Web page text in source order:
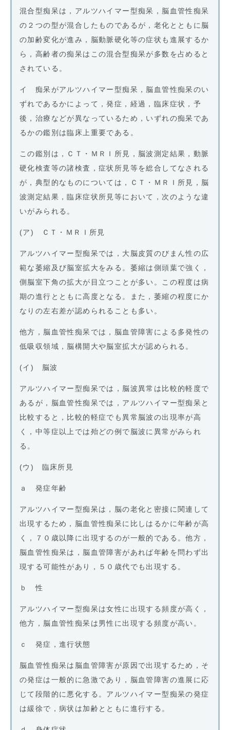
混合型痴呆は，アルツハイマー型痴呆，脳血管性痴呆
の２つの型が混合したものであるが，老化とともに脳
の加齢変化が進み，脳動脈硬化等の症状も進展するか
ら，高齢者の痴呆はこの混合型痴呆が多数を占めると
されている。
イ 痴呆がアルツハイマー型痴呆，脳血管性痴呆のい
ずれであるかによって，発症，経過，臨床症状，予
後，治療などが異なっているため，いずれの痴呆であ
るかの鑑別は臨床上重要である。
この鑑別は，ＣＴ・ＭＲＩ所見，脳波測定結果，動脈
硬化検査等の諸検査，症状所見等を総合してなされる
が，典型的なものについては，ＣＴ・ＭＲＩ所見，脳
波測定結果，臨床症状所見等において，次のような違
いがみられる。
(ア) ＣＴ・ＭＲＩ所見
アルツハイマー型痴呆では，大脳皮質のびまん性の広
範な萎縮及び脳室拡大をみる。萎縮は側頭葉で強く，
側脳室下角の拡大が目立つことが多い。この程度は病
期の進行とともに高度となる。また，萎縮の程度にか
なりの左右差が認められることも多い。
他方，脳血管性痴呆では，脳血管障害による多発性の
低吸収領域，脳構開大や脳室拡大が認められる。
(イ) 脳波
アルツハイマー型痴呆では，脳波異常は比較的軽度で
あるが，脳血管性痴呆では，アルツハイマー型痴呆と
比較すると，比較的軽症でも異常脳波の出現率が高
く，中等症以上では殆どの例で脳波に異常がみられ
る。
(ウ) 臨床所見
ａ 発症年齢
アルツハイマー型痴呆は，脳の老化と密接に関連して
出現するため，脳血管性痴呆に比しはるかに年齢が高
く，７０歳以降に出現するのが一般的である。他方，
脳血管性痴呆は，脳血管障害があれば年齢を問わず出
現する可能性があり，５０歳代でも出現する。
ｂ 性
アルツハイマー型痴呆は女性に出現する頻度が高く，
他方，脳血管性痴呆は男性に出現する頻度が高い。
ｃ 発症，進行状態
脳血管性痴呆は脳血管障害が原因で出現するため，そ
の発症は一般的に急激であり，脳血管障害の進展に応
じて段階的に悪化する。アルツハイマー型痴呆の発症
は緩徐で，病状は加齢とともに進行する。